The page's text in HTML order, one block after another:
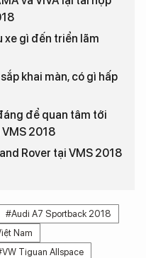
xe gì đến triển lãm
khai màn, có gì hấp
để quan tâm tới
2018
Rover tại VMS 2018
#Audi A7 Sportback 2018
Nam
Tiguan Allspace